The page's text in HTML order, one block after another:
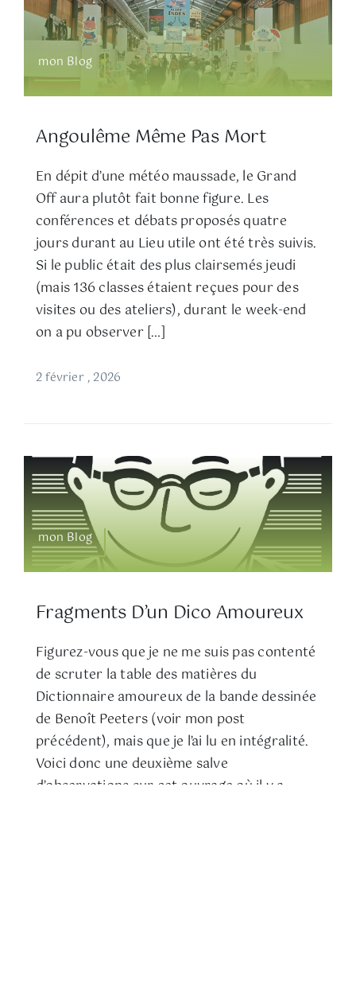
mon Blog
Angoulême Même Pas Mort
En dépit d’une météo maussade, le Grand
Off aura plutôt fait bonne figure. Les
conférences et débats proposés quatre
jours durant au Lieu utile ont été très suivis.
Si le public était des plus clairsemés jeudi
(mais 136 classes étaient reçues pour des
visites ou des ateliers), durant le week-end
on a pu observer […]
2 février , 2026
mon Blog
Fragments D’un Dico Amoureux
Figurez-vous que je ne me suis pas contenté
de scruter la table des matières du
Dictionnaire amoureux de la bande dessinée
de Benoît Peeters (voir mon post
précédent), mais que je l’ai lu en intégralité.
Voici donc une deuxième salve
d’observations sur cet ouvrage où il y a